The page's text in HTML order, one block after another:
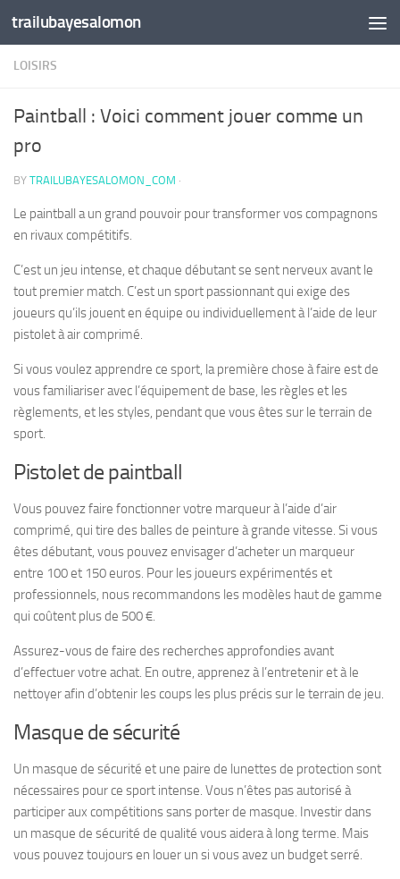
Skip to content
trailubayesalomon
LOISIRS
Paintball : Voici comment jouer comme un
pro
BY TRAILUBAYESALOMON_COM ·
Le paintball a un grand pouvoir pour transformer vos compagnons
en rivaux compétitifs.
C’est un jeu intense, et chaque débutant se sent nerveux avant le
tout premier match. C’est un sport passionnant qui exige des
joueurs qu’ils jouent en équipe ou individuellement à l’aide de leur
pistolet à air comprimé.
Si vous voulez apprendre ce sport, la première chose à faire est de
vous familiariser avec l’équipement de base, les règles et les
règlements, et les styles, pendant que vous êtes sur le terrain de
sport.
Pistolet de paintball
Vous pouvez faire fonctionner votre marqueur à l’aide d’air
comprimé, qui tire des balles de peinture à grande vitesse. Si vous
êtes débutant, vous pouvez envisager d’acheter un marqueur
entre 100 et 150 euros. Pour les joueurs expérimentés et
professionnels, nous recommandons les modèles haut de gamme
qui coûtent plus de 500 €.
Assurez-vous de faire des recherches approfondies avant
d’effectuer votre achat. En outre, apprenez à l’entretenir et à le
nettoyer afin d’obtenir les coups les plus précis sur le terrain de jeu.
Masque de sécurité
Un masque de sécurité et une paire de lunettes de protection sont
nécessaires pour ce sport intense. Vous n’êtes pas autorisé à
participer aux compétitions sans porter de masque. Investir dans
un masque de sécurité de qualité vous aidera à long terme. Mais
vous pouvez toujours en louer un si vous avez un budget serré.